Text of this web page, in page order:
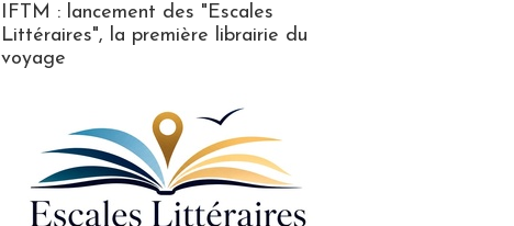
IFTM : lancement des "Escales
Littéraires", la première librairie du
voyage